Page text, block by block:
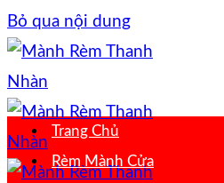
Bỏ qua nội dung
Trang Chủ
Rèm Mành Cửa